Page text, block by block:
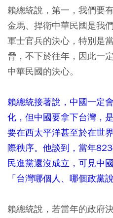
賴總統說，第一，我們要
金馬、捍衛中華民國是我
軍士官兵的決心，特別是
脅，不下於往年，因此一
中華民國的決心。
賴總統接著說，中國一定
化，但中國要拿下台灣，
要在西太平洋甚至於在世
際秩序。他談到，當年
民進黨還沒成立，可見中
「台灣哪個人、哪個政黨
賴總統說，若當年的政府